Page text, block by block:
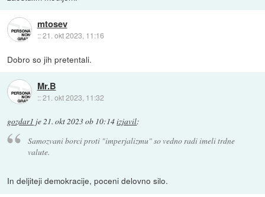
mtosev
::21. okt 2023, 11:16
Dobro so jih pretentali.
Mr.B
::21. okt 2023, 11:32
gozdar1 je21. okt 2023 ob 10:14izjavil:
Samozvani borci proti "imperjalizmu" so vedno radi imeli trdne
valute.
In deljiteji demokracije, poceni delovno silo.